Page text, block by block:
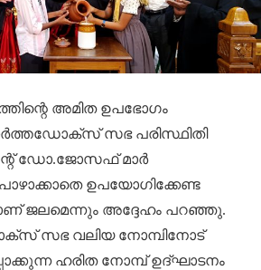
അമിത ഉപഭോ​ഗം
സഭ പരിസ്ഥിതി
ഡോ.ജോസഫ് മാർ
ഉപയോ​ഗിക്കേണ്ട
ജലമെന്നും അദ്ദേഹം പറഞ്ഞു.
സഭ വലിയ നോമ്പിനോട്
ഹരിത നോമ്പ് ഉദ്ഘാടനം